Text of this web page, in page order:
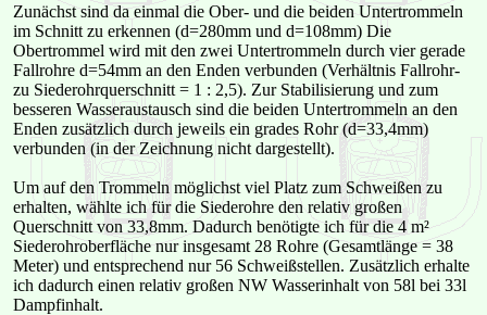
Zunächst sind da einmal die Ober- und die beiden Untertrommeln
im Schnitt zu erkennen (d=280mm und d=108mm) Die
Obertrommel wird mit den zwei Untertrommeln durch vier gerade
Fallrohre d=54mm an den Enden verbunden (Verhältnis Fallrohr-
zu Siederohrquerschnitt = 1 : 2,5). Zur Stabilisierung und zum
besseren Wasseraustausch sind die beiden Untertrommeln an den
Enden zusätzlich durch jeweils ein grades Rohr (d=33,4mm)
verbunden (in der Zeichnung nicht dargestellt).
Um auf den Trommeln möglichst viel Platz zum Schweißen zu
erhalten, wählte ich für die Siederohre den relativ großen
Querschnitt von 33,8mm. Dadurch benötigte ich für die 4 m²
Siederohroberfläche nur insgesamt 28 Rohre (Gesamtlänge = 38
Meter) und entsprechend nur 56 Schweißstellen. Zusätzlich erhalte
ich dadurch einen relativ großen NW Wasserinhalt von 58l bei 33l
Dampfinhalt.